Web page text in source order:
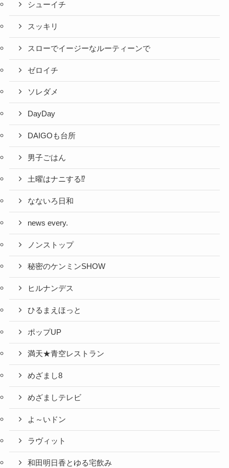
シューイチ
スッキリ
スローでイージーなルーティーンで
ゼロイチ
ソレダメ
DayDay
DAIGOも台所
男子ごはん
土曜はナニする⁉
なないろ日和
news every.
ノンストップ
秘密のケンミンSHOW
ヒルナンデス
ひるまえほっと
ポップUP
満天★青空レストラン
めざまし8
めざましテレビ
よ～いドン
ラヴィット
和田明日香とゆる宅飲み